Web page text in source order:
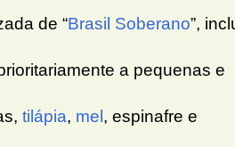
de “Brasil Soberano”,
a pequenas e
tilápia, mel , espinafre e